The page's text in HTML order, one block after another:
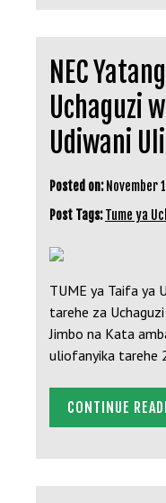
NEC
Uchaguzi
Udiwani
Posted on: November
Post Tags:Tume ya
TUME ya Taifa ya
tarehe za
Jimbo na Kata
uliofanyika tarehe
CONTINUE